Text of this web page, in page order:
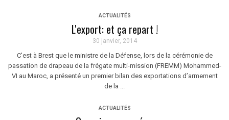
ACTUALITÉS
L'export: et ça repart !
30 janvier, 2014
C'est à Brest que le ministre de la Défense, lors de la cérémonie de
passation de drapeau de la frégate multi-mission (FREMM) Mohammed-
VI au Maroc, a présenté un premier bilan des exportations d’armement
de la ...
ACTUALITÉS